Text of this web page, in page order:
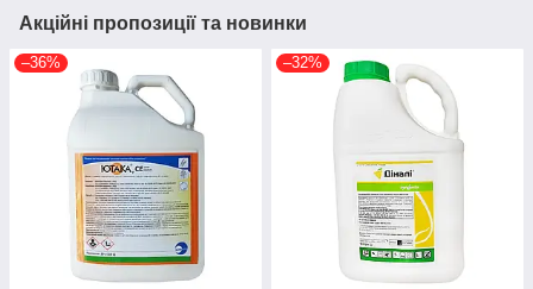
Акційні пропозиції та новинки
–36% –32%